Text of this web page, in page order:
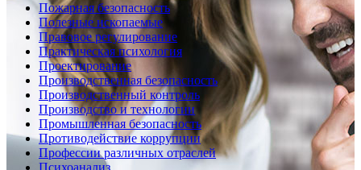
Пожарная безопасность
Полезные ископаемые
Правовое регулирование
Практическая психология
Проектирование
Производственная безопасность
Производственный контроль
Производство и технологии
Промышленная безопасность
Противодействие коррупции
Профессии различных отраслей
Психоанализ